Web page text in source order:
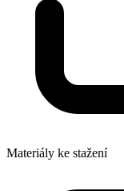
Materiály ke stažení